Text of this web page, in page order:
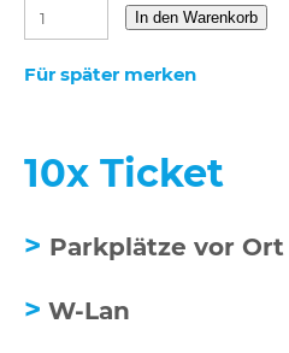
In den Warenkorb
Für später merken
10x Ticket
> Parkplätze vor Ort
> W-Lan